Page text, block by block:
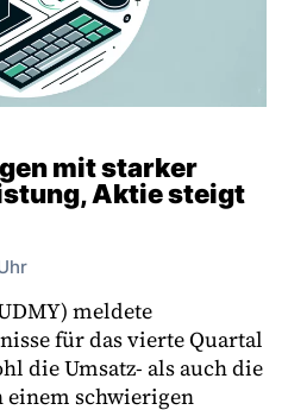
mit starker
Aktie steigt
meldete
für das vierte Quartal
die Umsatz- als auch die
schwierigen